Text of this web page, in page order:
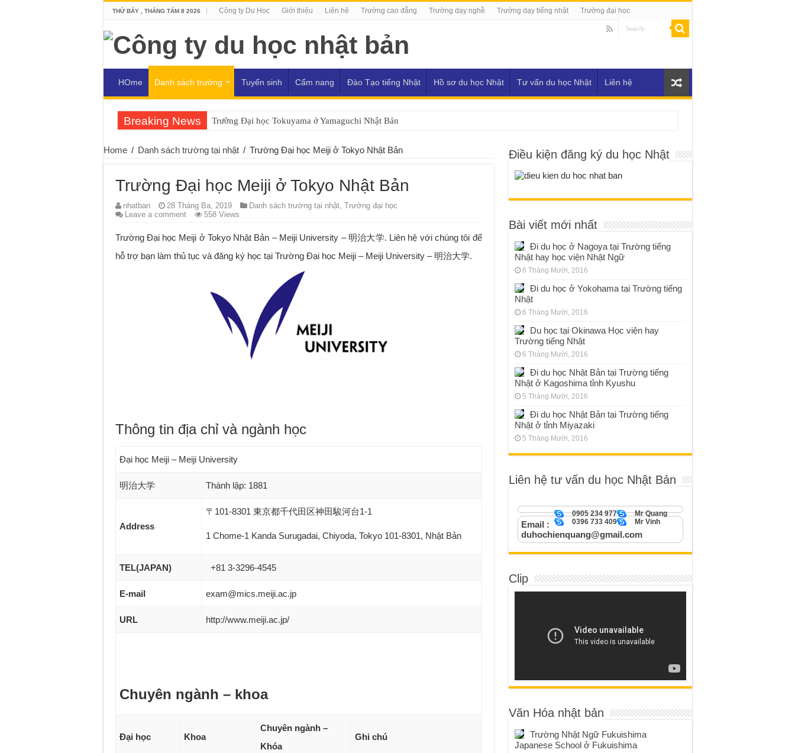
THỨ BẢY , THÁNG TÁM 8 2026 Công ty Du Học Giới thiệu Liên hệ Trường cao đẳng Trường dạy nghề Trường dạy tiếng nhật Trường đại học
HOme Danh sách trường Tuyển sinh Cẩm nang Đào Tạo tiếng Nhật Hồ sơ du học Nhật Tư vấn du học Nhật Liên hệ
Breaking News Trường Đại học Tokuyama ở Yamaguchi Nhật Bản
Home / Danh sách trường tại nhật / Trường Đại học Meiji ở Tokyo Nhật Bản
Trường Đại học Meiji ở Tokyo Nhật Bản
nhatban 28 Tháng Ba, 2019 Danh sách trường tại nhật, Trường đại học
Leave a comment
558 Views
Trường Đại học Meiji ở Tokyo Nhật Bản – Meiji University – 明治大学. Liên hệ với chúng tôi để
hỗ trợ bạn làm thủ tục và đăng ký học tại Trường Đại học Meiji – Meiji University – 明治大学.
Thông tin địa chỉ và ngành học
Đại học Meiji – Meiji University
明治大学 Thành lập: 1881
Address
〒101-8301 東京都千代田区神田駿河台1-1
1 Chome-1 Kanda Surugadai, Chiyoda, Tokyo 101-8301, Nhật Bản
TEL(JAPAN) +81 3-3296-4545
E-mail exam@mics.meiji.ac.jp
URL http://www.meiji.ac.jp/
Chuyên ngành – khoa
Đại học Khoa
Chuyên ngành –
Khóa
Ghi chú
Điều kiện đăng ký du học Nhật
Bài viết mới nhất
Đi du học ở Nagoya tại Trường tiếng
Nhật hay học viện Nhật Ngữ
6 Tháng Mười, 2016
Đi du học ở Yokohama tại Trường tiếng
Nhật
6 Tháng Mười, 2016
Du học tại Okinawa Học viện hay
Trường tiếng Nhật
6 Tháng Mười, 2016
Đi du học Nhật Bản tại Trường tiếng
Nhật ở Kagoshima tỉnh Kyushu
5 Tháng Mười, 2016
Đi du học Nhật Bản tại Trường tiếng
Nhật ở tỉnh Miyazaki
5 Tháng Mười, 2016
Liên hệ tư vấn du học Nhật Bản
Mr Quang
0905 234 977
Mr Vinh
0396 733 409
Email :
duhochienquang@gmail.com
Clip
Văn Hóa nhật bản
Trường Nhật Ngữ Fukuishima
Japanese School ở Fukuishima